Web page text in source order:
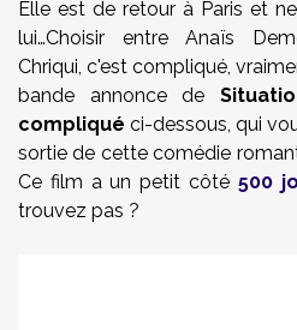
Elle est de retour à Paris et
lui…Choisir entre Anaïs
Chriqui, c'est compliqué,
bande annonce de
compliqué ci-dessous, qui
sortie de cette comédie
Ce film a un petit côté 500
trouvez pas ?